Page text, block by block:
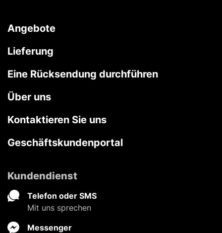
Angebote
Lieferung
Eine Rücksendung durchführen
Über uns
Kontaktieren Sie uns
Geschäftskundenportal
Kundendienst
Telefon oder SMS
Mit uns sprechen
Messenger